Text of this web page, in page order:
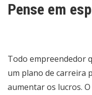
Pense em
Todo empreendedor
um plano de carreira
aumentar os lucros.